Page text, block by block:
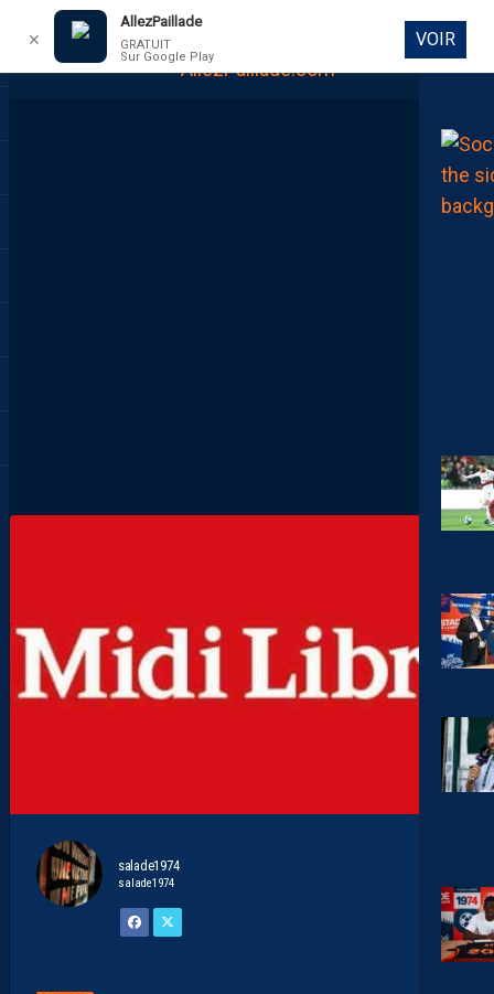
DIRECT
salade1974
salade1974
✕
AllezPaillade
GRATUIT
Sur Google Play
VOIR